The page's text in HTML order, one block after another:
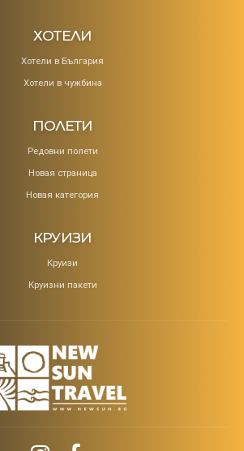
ХОТЕЛИ
Хотели в България
Хотели в чужбина
ПОЛЕТИ
Редовни полети
Новая страница
Новая категория
КРУИЗИ
Круизи
Круизни пакети